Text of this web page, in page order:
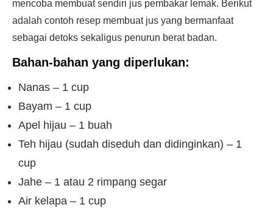
mencoba membuat sendiri jus pembakar lemak. Berikut
adalah contoh resep membuat jus yang bermanfaat
sebagai detoks sekaligus penurun berat badan.
Bahan-bahan yang diperlukan:
Nanas – 1 cup
Bayam – 1 cup
Apel hijau – 1 buah
Teh hijau (sudah diseduh dan didinginkan) – 1
cup
Jahe – 1 atau 2 rimpang segar
Air kelapa – 1 cup